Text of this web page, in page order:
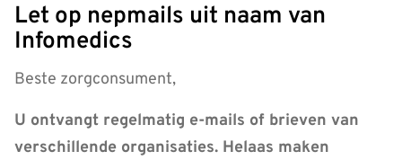
Let op nepmails uit naam van
Infomedics
Beste zorgconsument,
U ontvangt regelmatig e-mails of brieven van
verschillende organisaties. Helaas maken